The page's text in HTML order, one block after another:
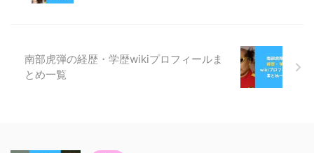
南部虎弾の経歴・学歴wikiプロフィールま
とめ一覧